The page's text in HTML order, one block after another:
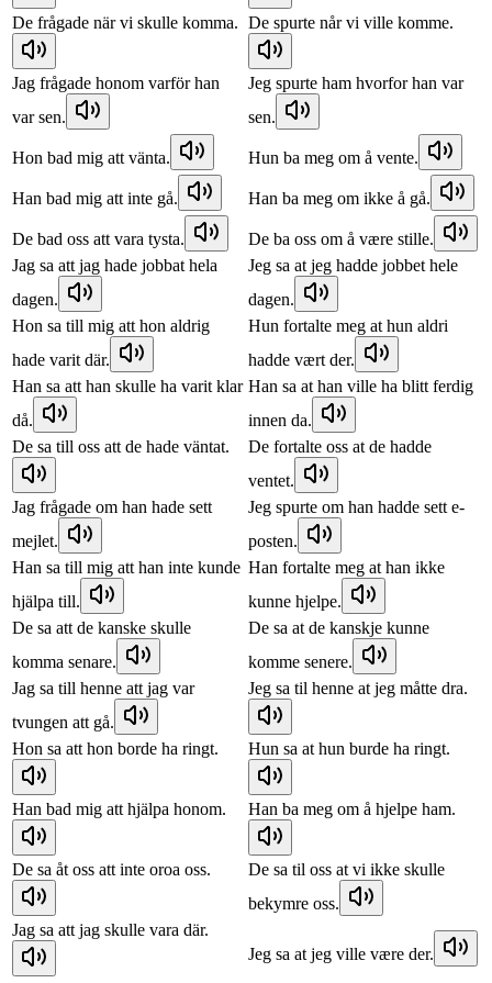
De frågade när vi skulle komma. De spurte når vi ville komme.
Jag frågade honom varför han
var sen.
Jeg spurte ham hvorfor han var
sen.
Hon bad mig att vänta. Hun ba meg om å vente.
Han bad mig att inte gå. Han ba meg om ikke å gå.
De bad oss att vara tysta.
De ba oss om å være stille.
Jag sa att jag hade jobbat hela
dagen.
Jeg sa at jeg hadde jobbet hele
dagen.
Hon sa till mig att hon aldrig
hade varit där.
Hun fortalte meg at hun aldri
hadde vært der.
Han sa att han skulle ha varit klar
då.
Han sa at han ville ha blitt ferdig
innen da.
De sa till oss att de hade väntat.
De fortalte oss at de hadde
ventet.
Jag frågade om han hade sett
mejlet.
Jeg spurte om han hadde sett e-
posten.
Han sa till mig att han inte kunde
hjälpa till.
Han fortalte meg at han ikke
kunne hjelpe.
De sa att de kanske skulle
komma senare.
De sa at de kanskje kunne
komme senere.
Jag sa till henne att jag var
tvungen att gå.
Jeg sa til henne at jeg måtte dra.
Hon sa att hon borde ha ringt. Hun sa at hun burde ha ringt.
Han bad mig att hjälpa honom. Han ba meg om å hjelpe ham.
De sa åt oss att inte oroa oss.
De sa til oss at vi ikke skulle
bekymre oss.
Jag sa att jag skulle vara där.
Jeg sa at jeg ville være der.